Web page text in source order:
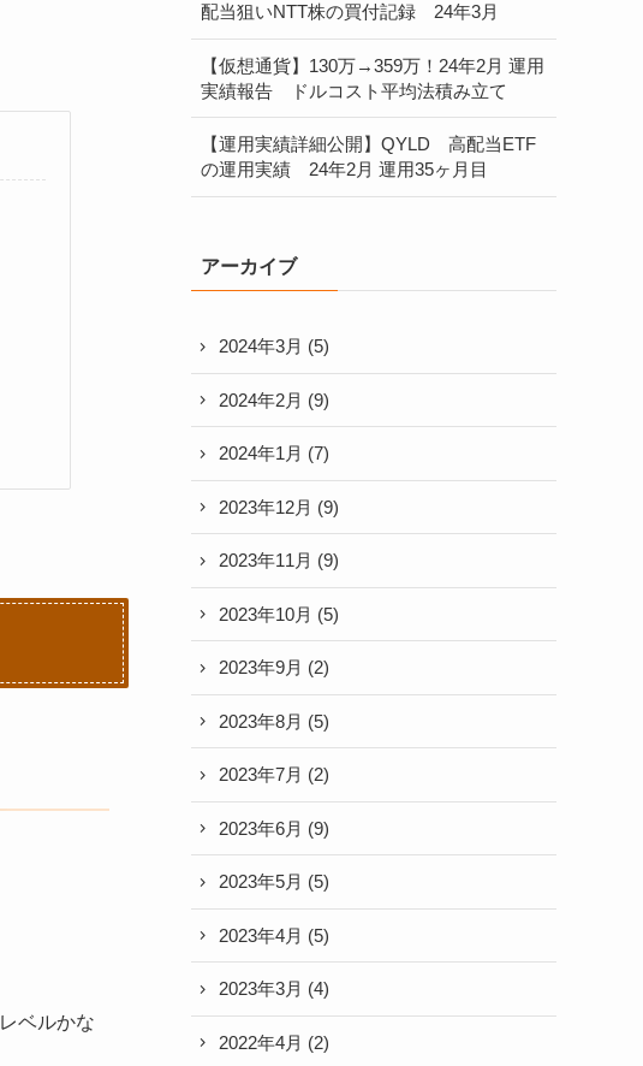
レベルかな
配当狙いNTT株の買付記録 24年3月
【仮想通貨】130万→359万！24年2月 運用
実績報告 ドルコスト平均法積み立て
【運用実績詳細公開】QYLD 高配当ETF
の運用実績 24年2月 運用35ヶ月目
アーカイブ
2024年3月 (5)
2024年2月 (9)
2024年1月 (7)
2023年12月 (9)
2023年11月 (9)
2023年10月 (5)
2023年9月 (2)
2023年8月 (5)
2023年7月 (2)
2023年6月 (9)
2023年5月 (5)
2023年4月 (5)
2023年3月 (4)
2022年4月 (2)